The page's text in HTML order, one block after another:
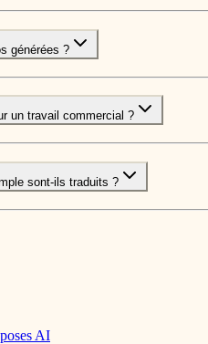
générées ?
un travail commercial ?
sont-ils traduits ?
AI